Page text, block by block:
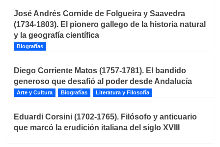
José Andrés Cornide de Folgueira y Saavedra
(1734-1803). El pionero gallego de la historia natural
y la geografía científica
Biografías
Diego Corriente Matos (1757-1781). El bandido
generoso que desafió al poder desde Andalucía
Arte y Cultura Biografías Literatura y Filosofía
Eduardi Corsini (1702-1765). Filósofo y anticuario
que marcó la erudición italiana del siglo XVIII